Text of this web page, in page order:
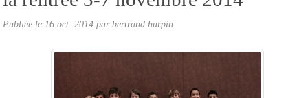
Publiée le 16 oct. 2014 parbertrand hurpin